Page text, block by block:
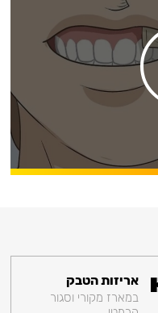
אריזות הטבק
במארז מקורי וסגור